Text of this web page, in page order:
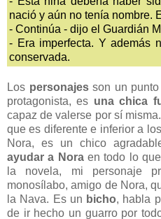
nació y aún no tenía nombre.
- Continúa - dijo el Guardián
- Era imperfecta. Y además
conservada.
Los personajesson un
protagonista, es una chica
capaz de valerse por sí
que es diferente e inferior a
Nora, es un chico
ayudar a Nora en todo lo
la novela, mi personaje
monosílabo, amigo de Nora,
la Nava. Es un bicho, habla
de ir hecho un guarro por